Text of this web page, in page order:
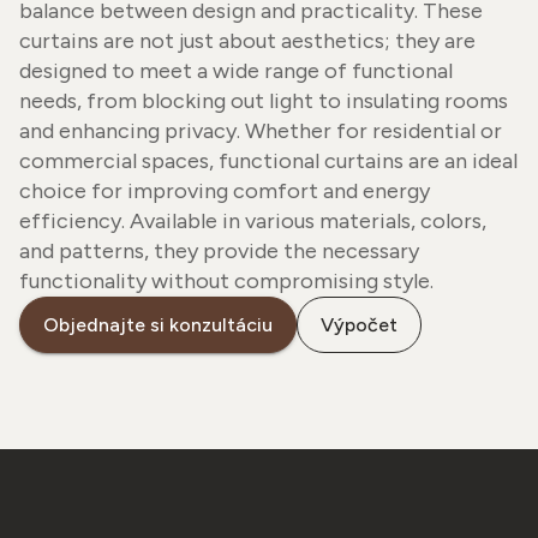
balance between design and practicality. These
curtains are not just about aesthetics; they are
designed to meet a wide range of functional
needs, from blocking out light to insulating rooms
and enhancing privacy. Whether for residential or
commercial spaces, functional curtains are an ideal
choice for improving comfort and energy
efficiency. Available in various materials, colors,
and patterns, they provide the necessary
functionality without compromising style.
Objednajte si konzultáciu Výpočet